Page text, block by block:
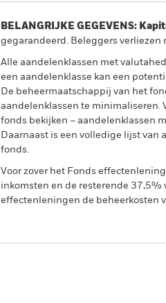
BELANGRIJKE GEGEVENS:
gegarandeerd. Beleggers
Alle aandelenklassen met
een aandelenklasse kan een
De beheermaatschappij van het
aandelenklassen te minimaliseren.
fonds bekijken – aandelenklassen
Daarnaast is een volledige lijst
fonds.
Voor zover het Fonds
inkomsten en de resterende
effectenleningen de beheerkosten